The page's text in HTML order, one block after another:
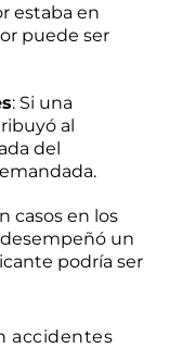
estaba en
puede ser
: Si una
al
del
casos en los
un
podría ser
accidentes